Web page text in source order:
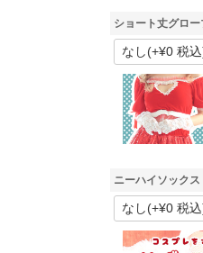
ショート丈グロ
ニーハイソック